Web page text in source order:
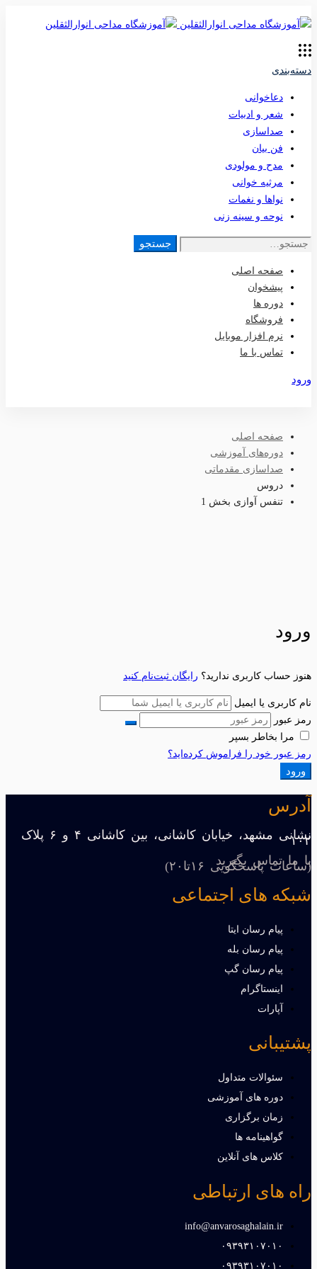
دسته‌بندی
دعاخوانی
شعر و ادبیات
صداسازی
فن بیان
مدح و مولودی
مرثیه خوانی
نواها و نغمات
نوحه و سینه زنی
جستجو
جستجو
صفحه اصلی
پیشخوان
دوره ها
فروشگاه
نرم افزار موبایل
تماس با ما
ورود
صفحه اصلی
دوره‌های آموزشی
صداسازی مقدماتی
دروس
تنفس آوازی بخش 1
ورود
هنوز حساب کاربری ندارید؟ رایگان ثبت‌نام کنید
نام کاربری یا ایمیل
رمز عبور
مرا بخاطر بسپر
رمز عبور خود را فراموش کرده‌اید؟
ورود
آدرس
نشانی مشهد، خیابان کاشانی، بین کاشانی ۴ و ۶ پلاک
۱۰۲
با ما تماس بگیرید
(ساعات پاسخگویی ۱۶تا۲۰)
شبکه های اجتماعی
پیام رسان ایتا
پیام رسان بله
پیام رسان گپ
اینستاگرام
آپارات
پشتیبانی
سئوالات متداول
دوره های آموزشی
زمان برگزاری
گواهینامه ها
کلاس های آنلاین
راه های ارتباطی
info@anvarosaghalain.ir​
۰۹۳۹۳۱۰۷۰۱۰​
۰۹۳۹۳۱۰۷۰۱۰​